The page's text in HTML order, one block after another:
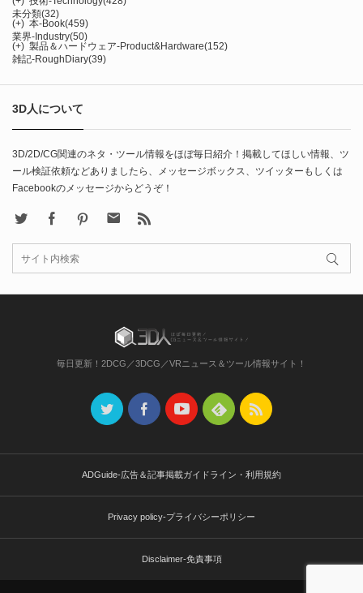
未分類(32)
(+) 本-Book(459)
業界-Industry(50)
(+) 製品＆ハードウェア-Product&Hardware(152)
雑記-RoughDiary(39)
3D人について
3D/2D/CG関連のネタ・ツール情報をほぼ毎日紹介！掲載してほしい情報、ツ
ール検証依頼などありましたら、メッセージボックス、ツイッターもしくは
Facebookのメッセージからどうぞ！
FacebookPinterest Contact
毎日更新！2DCG／3DCG／VRニュース＆ツール情報サイト！
ADGuide-広告＆記事掲載ガイドライン・利用規約
Privacy policy-プライバシーポリシー
Disclaimer-免責事項